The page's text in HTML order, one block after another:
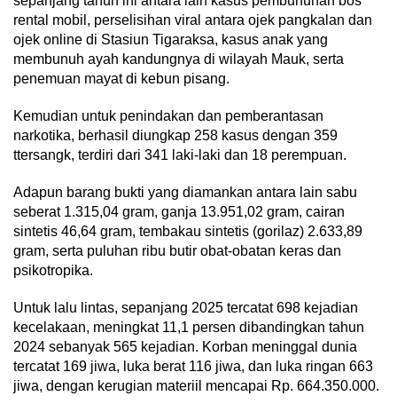
rental mobil, perselisihan viral antara ojek pangkalan dan
ojek online di Stasiun Tigaraksa, kasus anak yang
membunuh ayah kandungnya di wilayah Mauk, serta
penemuan mayat di kebun pisang.
Kemudian untuk penindakan dan pemberantasan
narkotika, berhasil diungkap 258 kasus dengan 359
ttersangk, terdiri dari 341 laki-laki dan 18 perempuan.
Adapun barang bukti yang diamankan antara lain sabu
seberat 1.315,04 gram, ganja 13.951,02 gram, cairan
sintetis 46,64 gram, tembakau sintetis (gorilaz) 2.633,89
gram, serta puluhan ribu butir obat-obatan keras dan
psikotropika.
Untuk lalu lintas, sepanjang 2025 tercatat 698 kejadian
kecelakaan, meningkat 11,1 persen dibandingkan tahun
2024 sebanyak 565 kejadian. Korban meninggal dunia
tercatat 169 jiwa, luka berat 116 jiwa, dan luka ringan 663
jiwa, dengan kerugian materiil mencapai Rp. 664.350.000.